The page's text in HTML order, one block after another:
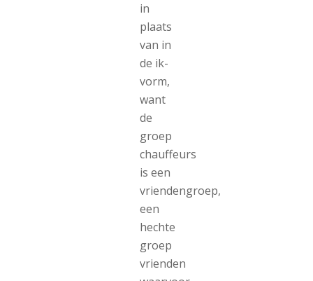
in
plaats
van in
de ik-
vorm,
want
de
groep
chauffeurs
is een
vriendengroep,
een
hechte
groep
vrienden